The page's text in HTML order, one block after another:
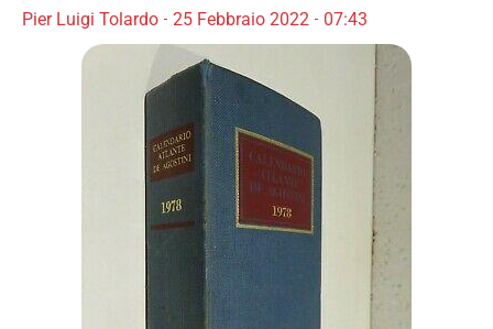
Pier Luigi Tolardo 25 Febbraio 2022 07:43